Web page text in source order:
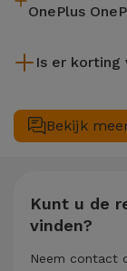
OnePlus
wacht, is het
29,95) mocht je
Is er korting
onderhoud van
5T twee of meer
Bekijk
Kunt u de
vinden?
Neem contact